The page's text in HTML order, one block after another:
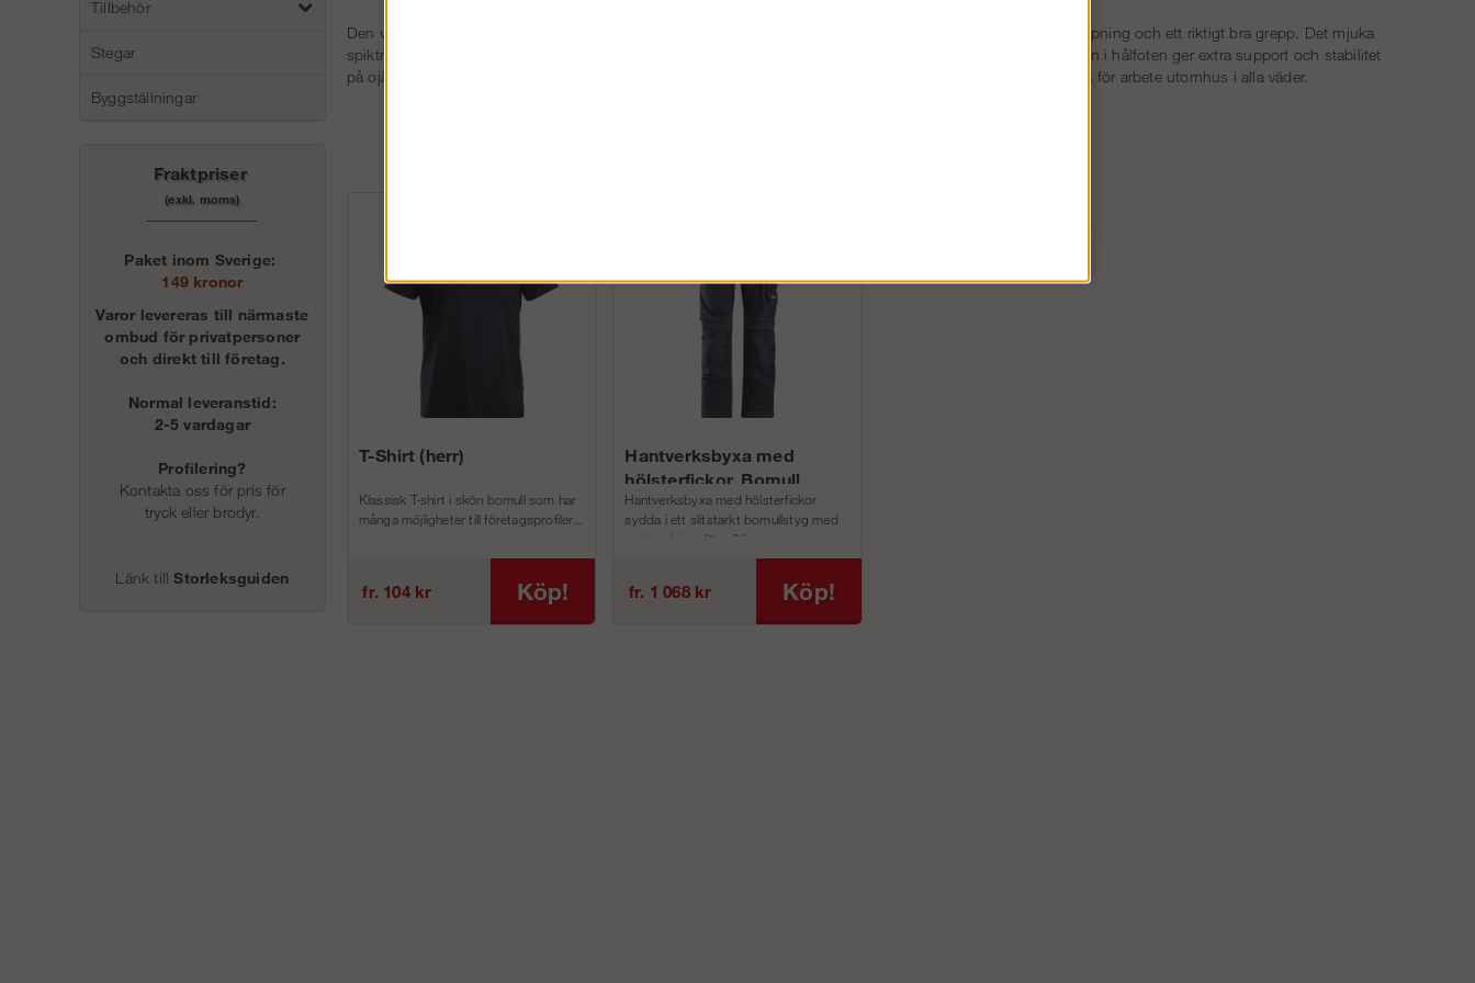
Tillbehör
Stegar
Byggställningar
Fraktpriser
(exkl. moms)
Paket inom Sverige:
149 kronor
Varor levereras till närmaste
ombud för privatpersoner
och direkt till företag.
Normal leveranstid:
2-5 vardagar
Profilering?
Kontakta oss för pris för
tryck eller brodyr.
Länk till Storleksguiden
Den värmebeständiga sulan i kombination med den extra häldämpningen i mellansulan ger suverän stötdämpning och ett riktigt bra grepp. Det mjuka
spiktrampet i textil och tåhättan i aluminium skyddar dina fötter mot vassa och fallande föremål, och gelänken i hålfoten ger extra support och stabilitet
på ojämnt underlag. Utvecklad för bygghantverkare och trädgårdsarbetare som behöver en tålig skyddskänga för arbete utomhus i alla väder.
T-Shirt (herr)
Klassisk T-shirt i skön bomull som har
många möjligheter till företagsprofiler...
fr. 104 kr Köp!
Hantverksbyxa med
hölsterfickor, Bomull
(herr)
Hantverksbyxa med hölsterfickor
sydda i ett slitstarkt bomullstyg med
god andningsförm&#...
fr. 1 068 kr Köp!